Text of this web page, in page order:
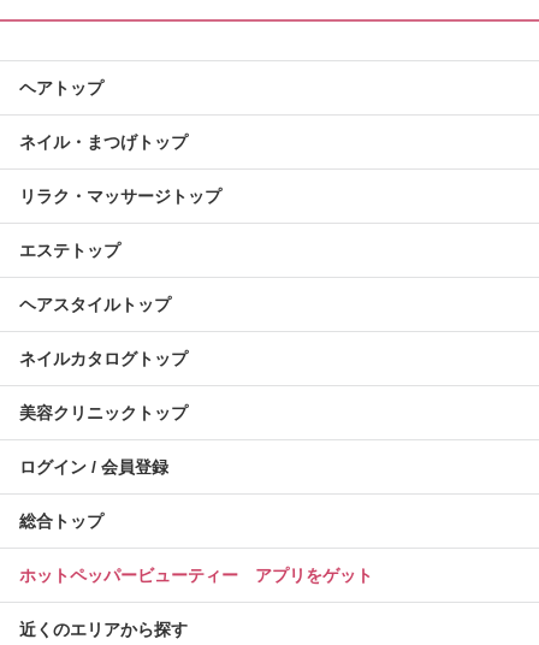
ヘアトップ
ネイル・まつげトップ
リラク・マッサージトップ
エステトップ
ヘアスタイルトップ
ネイルカタログトップ
美容クリニックトップ
ログイン / 会員登録
総合トップ
ホットペッパービューティー アプリをゲット
近くのエリアから探す